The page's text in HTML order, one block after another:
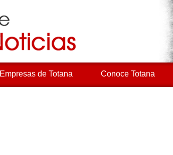
Empresas de Totana Conoce Totana